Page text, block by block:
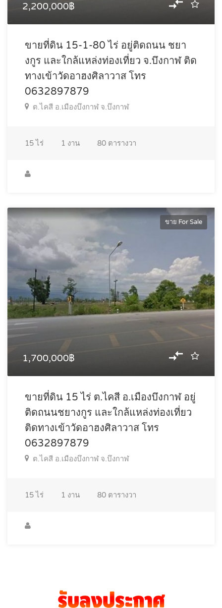
2,200,000฿
ขายที่ดิน 15-1-80 ไร่ อยู่ติดถนน ชยา
งกูร และใกล้แหล่งท่องเที่ยว จ.บึงกาฬ ติด
ทางเข้าวัดอาฮงศิลาวาส โทร
0632897879
ต.ไคสี อ.เมืองบึงกาฬ จ.บึงกาฬ
15ไร่ 1 งาน 80 ตารางวา
ขาย For Sale
1,700,000฿
ขายที่ดิน 15 ไร่ ต.ไคสี อ.เมืองบึงกาฬ อยู่
ติดถนนชยางกูร และใกล้แหล่งท่องเที่ยว
ติดทางเข้าวัดอาฮงศิลาวาส โทร
0632897879
ต.ไคสี อ.เมืองบึงกาฬ จ.บึงกาฬ
15ไร่ 1 งาน 80 ตารางวา